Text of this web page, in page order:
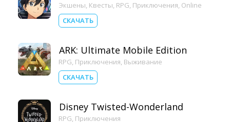
Экшены, Квесты, RPG, Приключения, Online
СКАЧАТЬ
ARK: Ultimate Mobile Edition
RPG, Приключения, Выживание
СКАЧАТЬ
Disney Twisted-Wonderland
RPG, Приключения